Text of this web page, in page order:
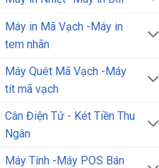
Máy in Mã Vạch -Máy in
tem nhãn
Máy Quét Mã Vạch -Máy
tít mã vạch
Cân Điện Tử - Két Tiền Thu
Ngân
Máy Tính -Máy POS Bán